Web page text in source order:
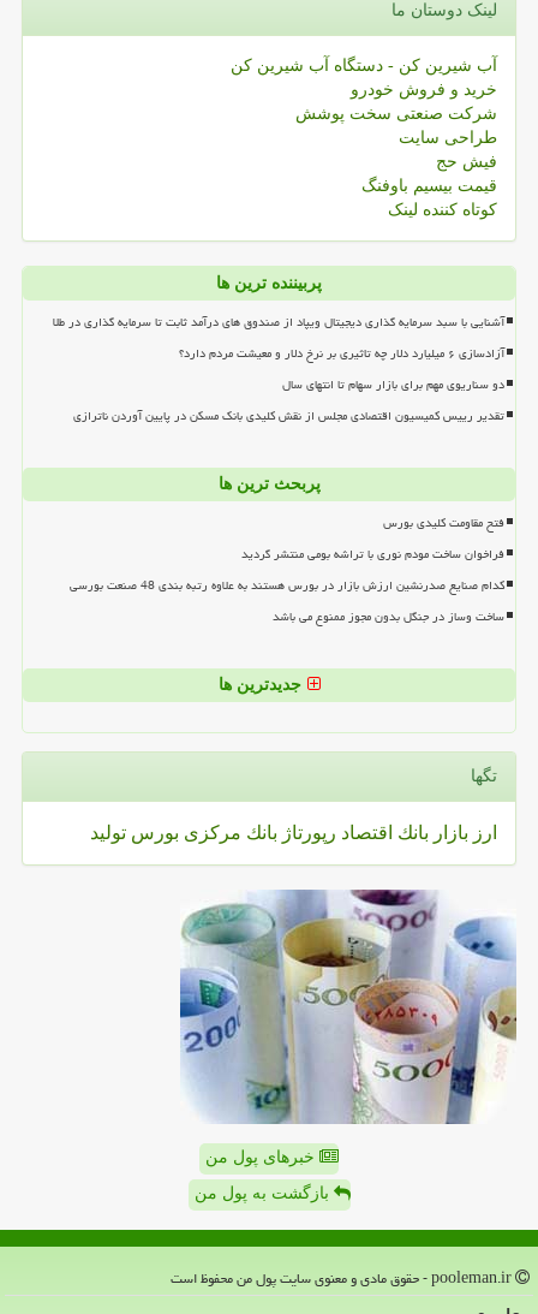
لینک دوستان ما
آب شیرین کن - دستگاه آب شیرین کن
خرید و فروش خودرو
شرکت صنعتی سخت پوشش
طراحی سایت
فیش حج
قیمت بیسیم باوفنگ
کوتاه کننده لینک
پربیننده ترین ها
آشنایی با سبد سرمایه گذاری دیجیتال ویپاد از صندوق های درآمد ثابت تا سرمایه گذاری در طلا
آزادسازی ۶ میلیارد دلار چه تاثیری بر نرخ دلار و معیشت مردم دارد؟
دو سناریوی مهم برای بازار سهام تا انتهای سال
تقدیر رییس کمیسیون اقتصادی مجلس از نقش کلیدی بانک مسکن در پایین آوردن ناترازی
پربحث ترین ها
فتح مقاومت کلیدی بورس
فراخوان ساخت مودم نوری با تراشه بومی منتشر گردید
کدام صنایع صدرنشین ارزش بازار در بورس هستند به علاوه رتبه بندی 48 صنعت بورسی
ساخت وساز در جنگل بدون مجوز ممنوع می باشد
جدیدترین ها
تگها
ارز بازار بانك اقتصاد رپورتاژ بانك مركزی بورس تولید
خبرهای پول من
بازگشت به پول من